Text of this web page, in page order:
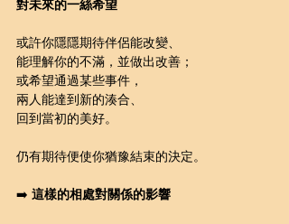
對未來的一絲希望
或許你隱隱期待伴侶能改變、
能理解你的不滿，並做出改善；
或希望通過某些事件，
兩人能達到新的湊合、
回到當初的美好。
仍有期待便使你猶豫結束的決定。
➡️ 這樣的相處對關係的影響